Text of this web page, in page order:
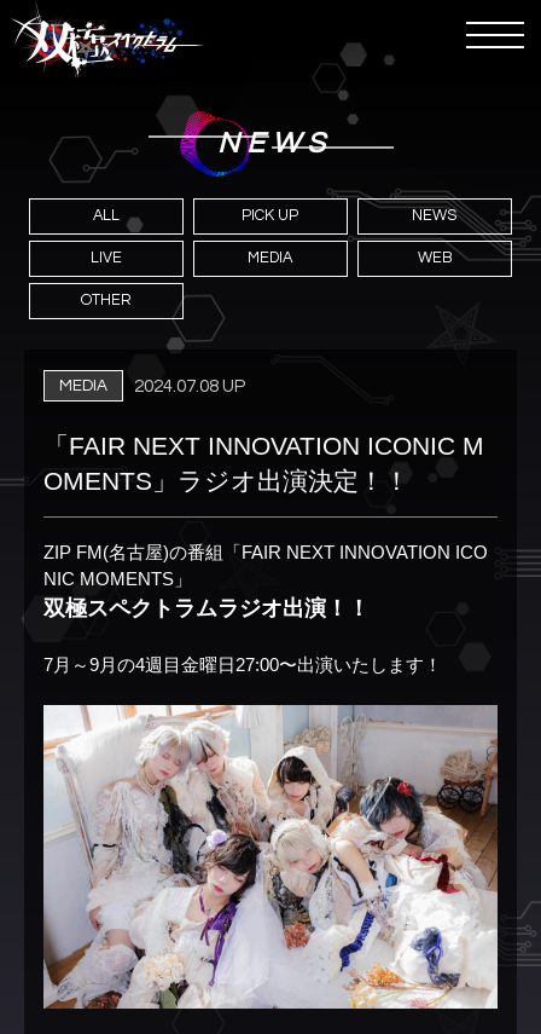
NEWS
ALL PICK UP NEWS
LIVE MEDIA WEB
OTHER
MEDIA 2024.07.08 UP
「FAIR NEXT INNOVATION ICONIC M
OMENTS」ラジオ出演決定！！
ZIP FM(名古屋)の番組「FAIR NEXT INNOVATION ICO
NIC MOMENTS」
双極スペクトラムラジオ出演！！
7月～9月の4週目金曜日27:00〜出演いたします！